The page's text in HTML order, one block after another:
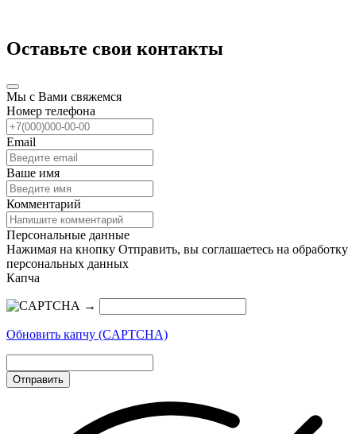
Оставьте свои контакты
Мы с Вами свяжемся
Номер телефона
Email
Ваше имя
Комментарий
Персональные данные
Нажимая на кнопку Отправить, вы соглашаетесь на обработку
персональных данных
Капча
→
Обновить капчу (CAPTCHA)
Отправить